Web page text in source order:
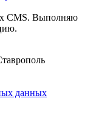
CMS. Выполняю
данных